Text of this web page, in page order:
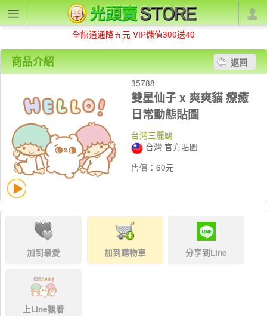
全館通通降五元 VIP儲值300送40
商品介紹
返回
35788
雙星仙子 x 爽爽貓 療癒
日常動態貼圖
台灣三麗鷗
台灣 官方貼圖
售價：60元
加到最愛 加到購物車 分享到Line
上Line觀看